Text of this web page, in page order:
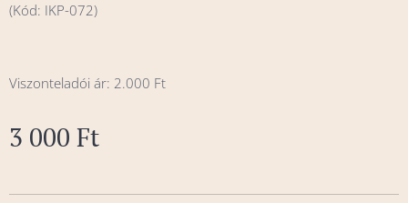
(Kód: IKP-072)
Viszonteladói ár: 2.000 Ft
3 000 Ft